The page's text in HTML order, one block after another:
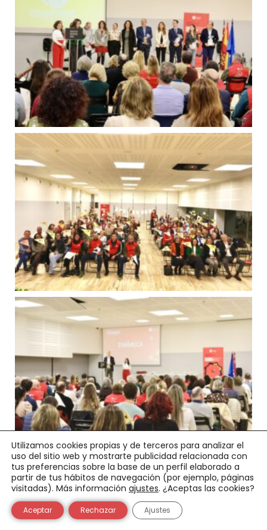
Utilizamos cookies propias y de terceros para analizar el
uso del sitio web y mostrarte publicidad relacionada con
tus preferencias sobre la base de un perfil elaborado a
partir de tus hábitos de navegación (por ejemplo, páginas
visitadas). Más información ajustes. ¿Aceptas las cookies?
Aceptar Rechazar Ajustes